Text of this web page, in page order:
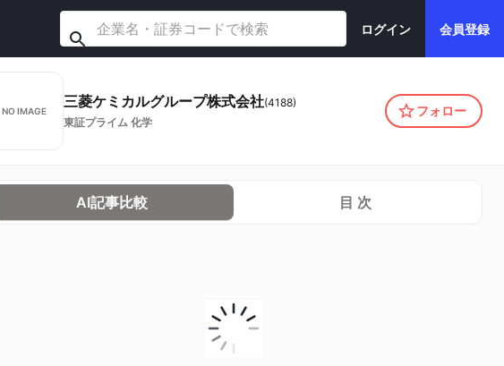
ログイン 会員登録
NO IMAGE
三菱ケミカルグループ株式会社(4188)
東証プライム 化学
フォロー
AI記事比較 目 次